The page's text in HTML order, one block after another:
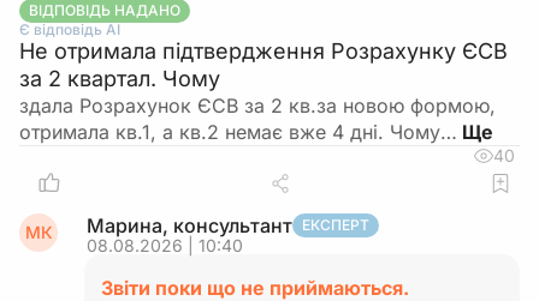
ВІДПОВІДЬ НАДАНО
Є відповідь АІ
Не отримала підтвердження Розрахунку ЄСВ
за 2 квартал. Чому
здала Розрахунок ЄСВ за 2 кв.за новою формою,
отримала кв.1, а кв.2 немає вже 4 дні. Чому…
40
МК Марина, консультант ЕКСПЕРТ
08.08.2026 | 10:40
Звіти поки що не приймаються.